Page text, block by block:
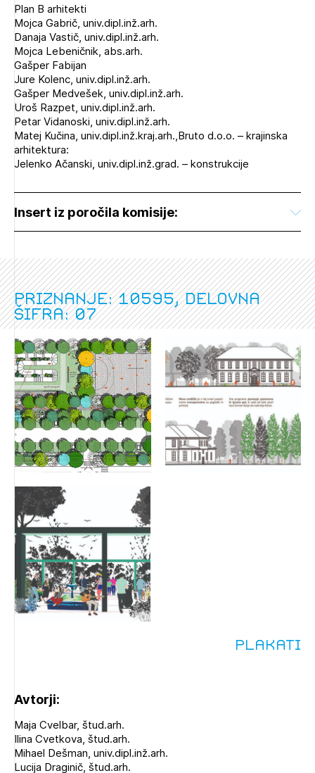
Plan B arhitekti
Mojca Gabrič, univ.dipl.inž.arh.
Danaja Vastič, univ.dipl.inž.arh.
Mojca Lebeničnik, abs.arh.
Gašper Fabijan
Jure Kolenc, univ.dipl.inž.arh.
Gašper Medvešek, univ.dipl.inž.arh.
Uroš Razpet, univ.dipl.inž.arh.
Petar Vidanoski, univ.dipl.inž.arh.
Matej Kučina, univ.dipl.inž.kraj.arh.,Bruto d.o.o. – krajinska
arhitektura:
Jelenko Ačanski, univ.dipl.inž.grad. – konstrukcije
Insert iz poročila komisije:
Priznanje: 10595, delovna
šifra: 07
Plakati
Avtorji:
Maja Cvelbar, štud.arh.
Ilina Cvetkova, štud.arh.
Mihael Dešman, univ.dipl.inž.arh.
Lucija Draginič, štud.arh.